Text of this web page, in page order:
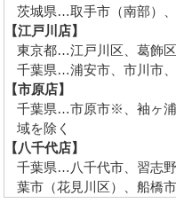
茨城県…取手市（南部）、
【江戸川店】
東京都…江戸川区、葛飾
千葉県…浦安市、市川市、
【市原店】
千葉県…市原市※、袖ヶ
域を除く
【八千代店】
千葉県…八千代市、習志
葉市（花見川区）、船橋